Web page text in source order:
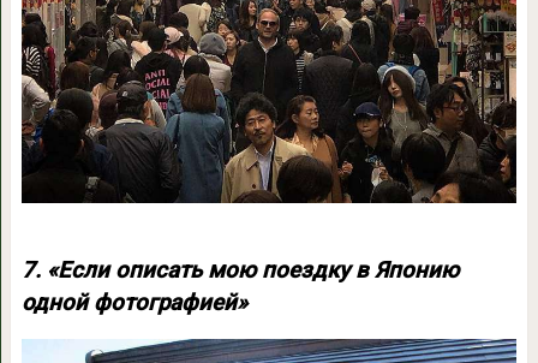
7. «Если описать мою поездку в Японию
одной фотографией»